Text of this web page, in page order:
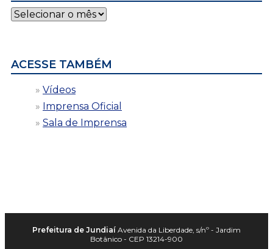
Notícias
por
ACESSE TAMBÉM
Vídeos
Imprensa Oficial
Sala de Imprensa
Prefeitura de Jundiaí Avenida da Liberdade, s/nº - Jardim
Botânico - CEP 13214-900